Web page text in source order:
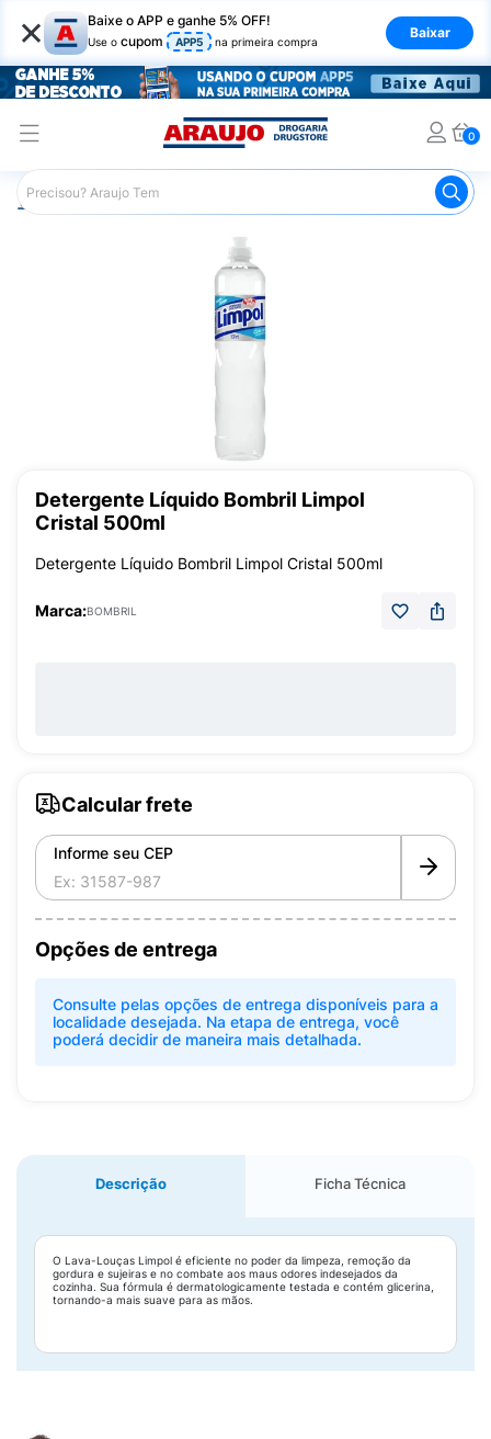
× Baixe o APP e ganhe 5% OFF!
Use o cupom APP5 na primeira compra
Baixar
0
Araujo Mercado Cozinha
Detergente Líquido Bombril Limpol
Cristal 500ml
Detergente Líquido Bombril Limpol Cristal 500ml
Marca:BOMBRIL
Calcular frete
Informe seu CEP
Opções de entrega
Consulte pelas opções de entrega disponíveis para a
localidade desejada. Na etapa de entrega, você
poderá decidir de maneira mais detalhada.
Descrição Ficha Técnica
O Lava-Louças Limpol é eficiente no poder da limpeza, remoção da
gordura e sujeiras e no combate aos maus odores indesejados da
cozinha. Sua fórmula é dermatologicamente testada e contém glicerina,
tornando-a mais suave para as mãos.